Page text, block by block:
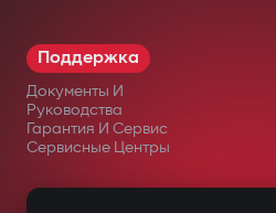
Поддержка
Документы И
Руководства
Гарантия И Сервис
Сервисные Центры